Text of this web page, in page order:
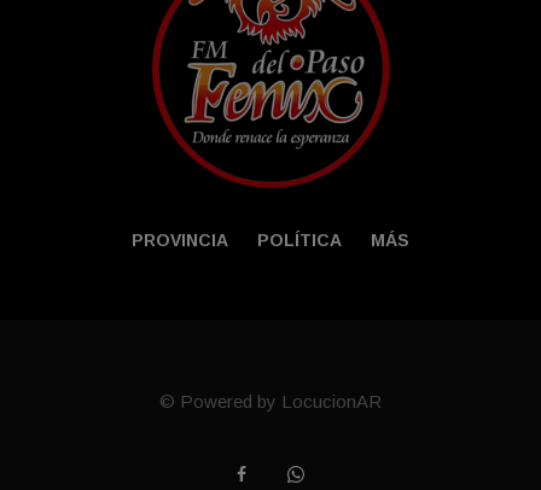
PROVINCIA POLÍTICA MÁS
© Powered by LocucionAR